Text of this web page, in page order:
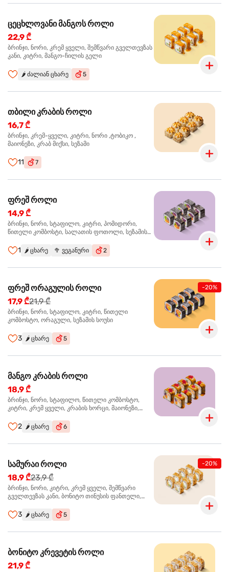
ცეცხლოვანი მანგოს როლი
22,9 ₾
ბრინჯი, ნორი, კრემ ყველი, შემწვარი გველთევზას
კანი, კიტრი, მანგო-ჩილის გელი
🌶️ ძალიან ცხარე 5
თბილი კრაბის როლი
16,7 ₾
ბრინჯი, კრემ-ყველი, კიტრი, ნორი ,ტობიკო ,
მაიონეზი, კრაბ მიქსი, სეზამი
11 7
ფრეშ როლი
14,9 ₾
ბრინჯი, ნორი, სტაფილო, კიტრი, პომიდორი,
წითელი კომბოსტი, სალათის ფოთოლი, სეზამის
1 🌶️ ცხარე 🥦 ვეგანური 2
-20%
ფრეშ ორაგულის როლი
17,9 ₾21,9 ₾
ბრინჯი, ნორი, სტაფილო, კიტრი, წითელი
კომბოსტო, ორაგული, სეზამის სოუსი
3 🌶️ ცხარე 5
მანგო კრაბის როლი
18,9 ₾
ბრინჯი, ნორი, სტაფილო, წითელი კომბოსტო,
კიტრი, კრემ ყველი, კრაბის ხორცი, მაიონეზი,
2 🌶️ ცხარე 6
-20%
სამურაი როლი
18,9 ₾23,9 ₾
ბრინჯი, ნორი, კიტრი, კრემ ყველი, შემწვარი
გველთევზას კანი, ბონიტო თინუსის ფანთელი,
3 🌶️ ცხარე 5
ბონიტო კრევეტის როლი
21,9 ₾